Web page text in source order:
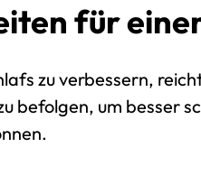
für
zu verbessern,
befolgen, um besser